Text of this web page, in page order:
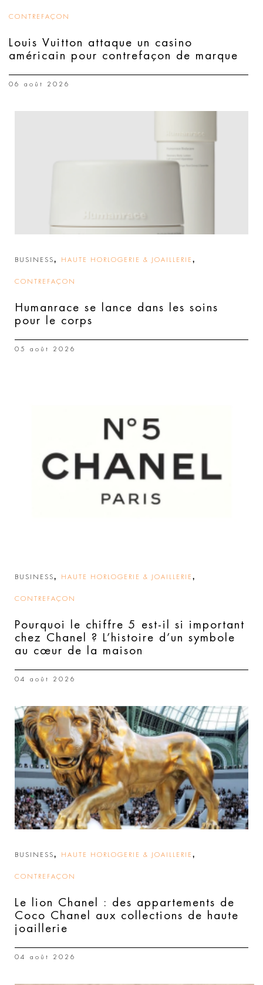
CONTREFAÇON
Louis Vuitton attaque un casino
américain pour contrefaçon de marque
06 août 2026
BUSINESS, HAUTE HORLOGERIE & JOAILLERIE ,
CONTREFAÇON
Humanrace se lance dans les soins
pour le corps
05 août 2026
BUSINESS, HAUTE HORLOGERIE & JOAILLERIE ,
CONTREFAÇON
Pourquoi le chiffre 5 est-il si important
chez Chanel ? L’histoire d’un symbole
au cœur de la maison
04 août 2026
BUSINESS, HAUTE HORLOGERIE & JOAILLERIE ,
CONTREFAÇON
Le lion Chanel : des appartements de
Coco Chanel aux collections de haute
joaillerie
04 août 2026